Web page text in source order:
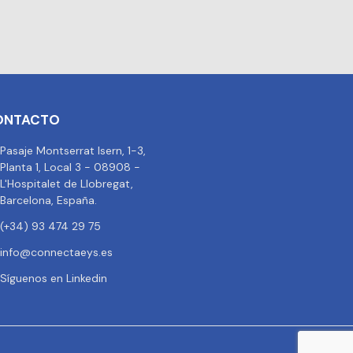
Pasaje Montserrat Isern, 1-3,
Planta 1, Local 3 - 08908 -
L'Hospitalet de Llobregat,
Barcelona, España.
(+34) 93 474 29 75
info@connectaeys.es
Síguenos en Linkedin